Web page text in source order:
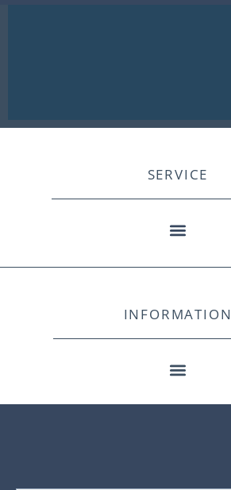
SERVICE
INFORMATION